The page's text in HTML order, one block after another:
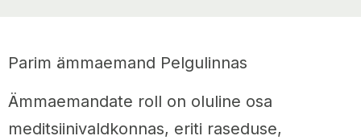
Parim ämmaemand Pelgulinnas
Ämmaemandate roll on oluline osa
meditsiinivaldkonnas, eriti raseduse,